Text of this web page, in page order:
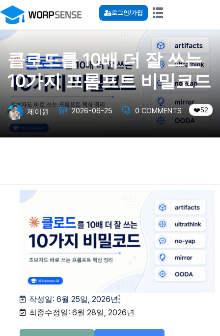
로그인/가입
클로드를 10배 더 잘 쓰는
10가지 프롬프트 비밀코드
제이원 2026-06-25 0 COMMENTS 52
작성일: 6월 25일, 2026년
최종수정일: 6월 28일, 2026년